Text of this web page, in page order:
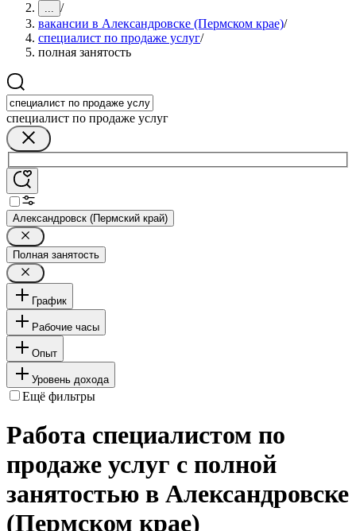
... /
вакансии в Александровске (Пермском крае)/
специалист по продаже услуг/
полная занятость
специалист по продаже услуг
Александровск (Пермский край)
Полная занятость
График
Рабочие часы
Опыт
Уровень дохода
Ещё фильтры
Работа специалистом по
продаже услуг с полной
занятостью в Александровске
(Пермском крае)